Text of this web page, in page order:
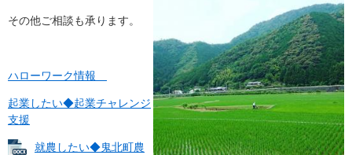
その他ご相談も承ります。
ハローワーク情報
起業したい◆起業チャレンジ
支援
就農したい◆鬼北町農